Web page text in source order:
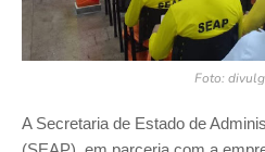
Foto:
A Secretaria de Estado de